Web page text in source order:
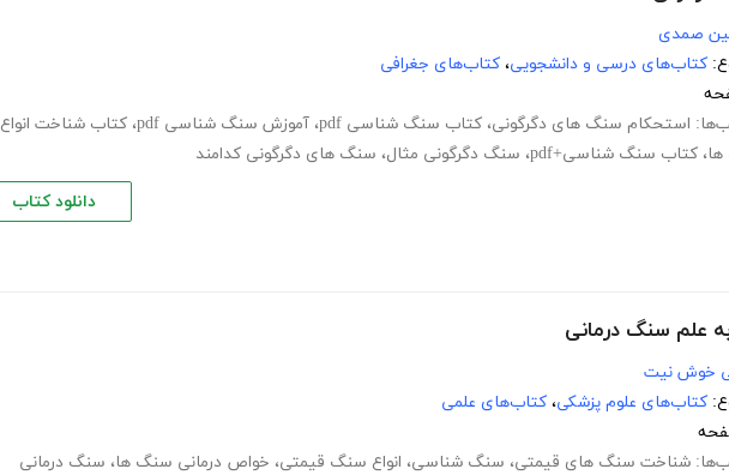
صمدی
کتاب‌های درسی و دانشجویی، کتاب‌های جغرافی
استحکام سنگ های دگرگونی، کتاب سنگ شناسی pdf ، آموزش سنگ شناسی pdf ، کتاب شناخت انواع
، کتاب سنگ شناسی+pdf ، سنگ دگرگونی مثال، سنگ های دگرگونی کدامند
دانلود کتاب
علم سنگ درمانی
خوش نیت
کتاب‌های علوم پزشکی، کتاب‌های علمی
شناخت سنگ های قیمتی، سنگ شناسی، انواع سنگ قیمتی، خواص درمانی سنگ ها، سنگ درمانی